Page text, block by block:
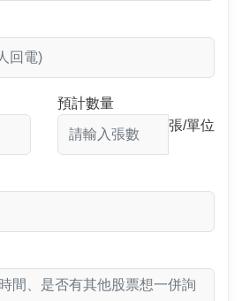
預計數量
張/單位